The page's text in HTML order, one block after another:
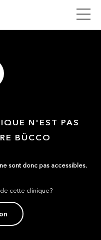
N'EST PAS
BÜCCO
sont donc pas accessibles.
cette clinique?